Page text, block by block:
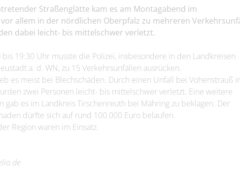
Straßenglätte kam es am Montagabend im
allem in der nördlichen Oberpfalz zu mehreren
dabei leicht- bis mittelschwer verletzt.
bis 19:30 Uhr musste die Polizei, insbesondere in den Landkreisen
a. d. WN, zu 15 Verkehrsunfällen ausrücken.
es meist bei Blechschäden. Durch einen Unfall bei Vohenstrauß
zwei Personen leicht- bis mittelschwer verletzt. Eine weitere
gab es im Landkreis Tirschenreuth bei Mähring zu beklagen. Der
dürfte sich auf rund 100.000 Euro belaufen.
Region waren im Einsatz.